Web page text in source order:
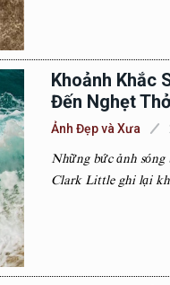
Khoảnh Khắc
Đến Nghẹt
Ảnh Đẹp và Xưa
Những bức ảnh sóng
Clark Little ghi lại